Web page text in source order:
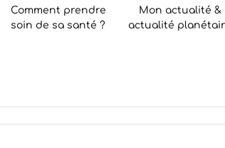
Comment prendre
soin de sa santé ?
Mon actualité &
actualité